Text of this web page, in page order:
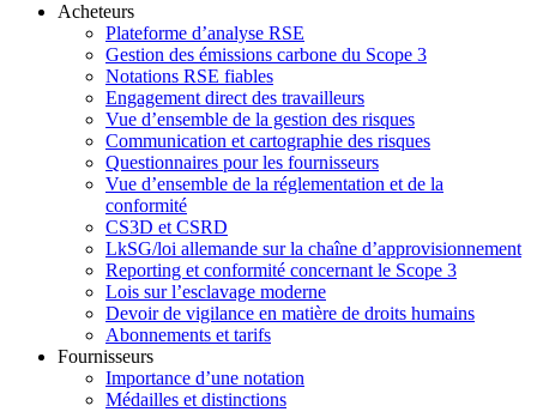
Acheteurs
Plateforme d’analyse RSE
Gestion des émissions carbone du Scope 3
Notations RSE fiables
Engagement direct des travailleurs
Vue d’ensemble de la gestion des risques
Communication et cartographie des risques
Questionnaires pour les fournisseurs
Vue d’ensemble de la réglementation et de la
conformité
CS3D et CSRD
LkSG/loi allemande sur la chaîne d’approvisionnement
Reporting et conformité concernant le Scope 3
Lois sur l’esclavage moderne
Devoir de vigilance en matière de droits humains
Abonnements et tarifs
Fournisseurs
Importance d’une notation
Médailles et distinctions